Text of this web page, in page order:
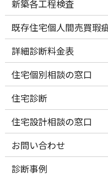
新築各工程検査
既存住宅個人間売買瑕
詳細診断料金表
住宅個別相談の窓口
住宅診断
住宅設計相談の窓口
お問い合わせ
診断事例